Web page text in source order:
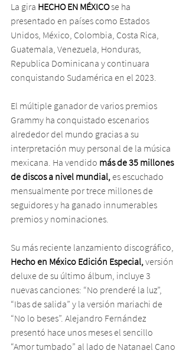
La gira HECHO EN MÉXICO se ha
presentado en países como Estados
Unidos, México, Colombia, Costa Rica,
Guatemala, Venezuela, Honduras,
Republica Dominicana y continuara
conquistando Sudamérica en el 2023.
El múltiple ganador de varios premios
Grammy ha conquistado escenarios
alrededor del mundo gracias a su
interpretación muy personal de la música
mexicana. Ha vendido más de 35 millones
de discos a nivel mundial, es escuchado
mensualmente por trece millones de
seguidores y ha ganado innumerables
premios y nominaciones.
Su más reciente lanzamiento discográfico,
Hecho en México Edición Especial, versión
deluxe de su último álbum, incluye 3
nuevas canciones: “No prenderé la luz”,
“Ibas de salida” y la versión mariachi de
“No lo beses”. Alejandro Fernández
presentó hace unos meses el sencillo
“Amor tumbado” al lado de Natanael Cano